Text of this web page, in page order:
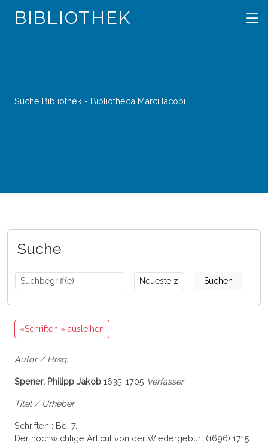
BIBLIOTHEK
Suche Bibliothek - Bibliotheca Marci Iacobi
Suche
Suchen
«Schriften » ausleihen
Autor / Hrsg.
Spener, Philipp Jakob 1635-1705 Verfasser
Titel / Urheber
Schriften : Bd. 7.
Der hochwichtige Articul von der Wiedergeburt (1696) 1715